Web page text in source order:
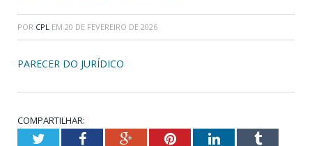
POR CPL EM 20 DE FEVEREIRO DE 2026
PARECER DO JURÍDICO
COMPARTILHAR:
TwitterFacebookGoogle+PinterestLinkedInTumblr